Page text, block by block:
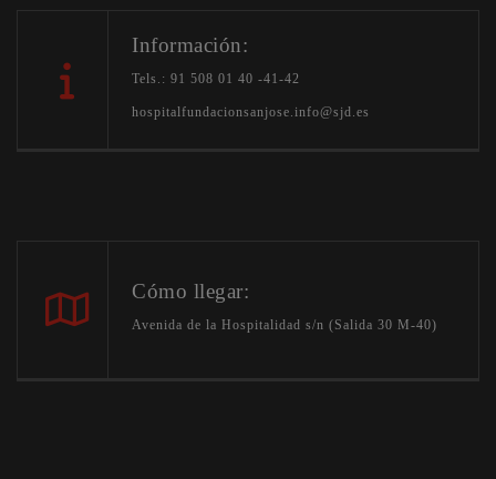
Información:
Tels.: 91 508 01 40 -41-42
hospitalfundacionsanjose.info@sjd.es
Cómo llegar:
Avenida de la Hospitalidad s/n (Salida 30 M-40)